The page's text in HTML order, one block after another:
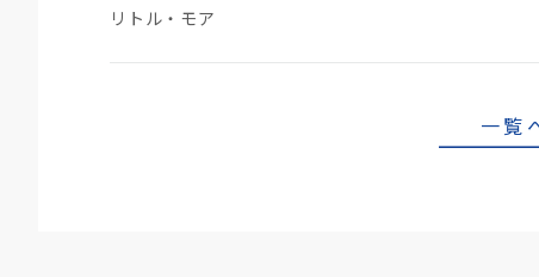
リトル・モア
一覧